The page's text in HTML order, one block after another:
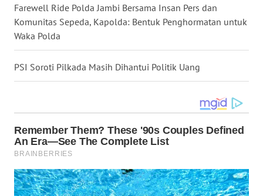
Farewell Ride Polda Jambi Bersama Insan Pers dan
Komunitas Sepeda, Kapolda: Bentuk Penghormatan untuk
Waka Polda
PSI Soroti Pilkada Masih Dihantui Politik Uang
DANAU
TOBA
WN
WN
TAPANULI
SELATAN
WN